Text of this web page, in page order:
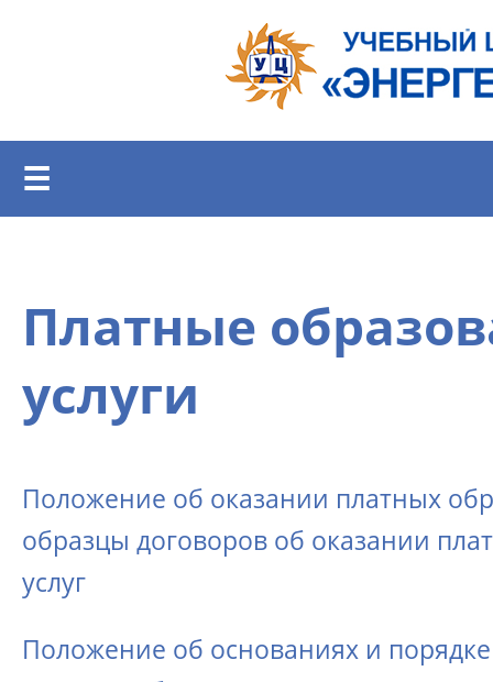
Перейти к основному содержанию
☰
Платные
услуги
Положение об оказании платных
образцы договоров об оказании
услуг
Положение об основаниях и